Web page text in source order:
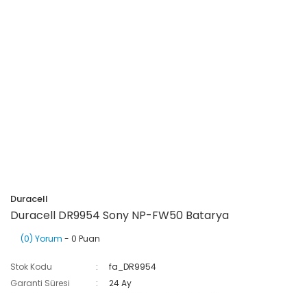
Duracell
Duracell DR9954 Sony NP-FW50 Batarya
(0) Yorum - 0 Puan
Stok Kodu
fa_DR9954
Garanti Süresi
24 Ay